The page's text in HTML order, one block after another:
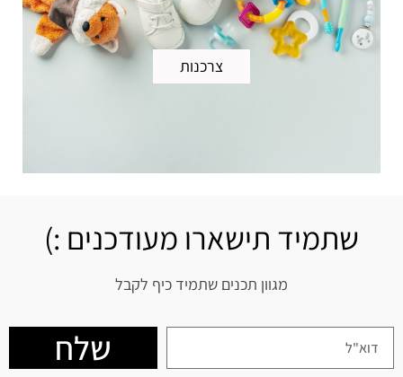
צרכנות
שתמיד תישארו מעודכנים :)
מגוון תכנים שתמיד כיף לקבל
שלח